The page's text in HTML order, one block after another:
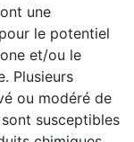
une
le potentiel
et/ou le
Plusieurs
ou modéré de
susceptibles